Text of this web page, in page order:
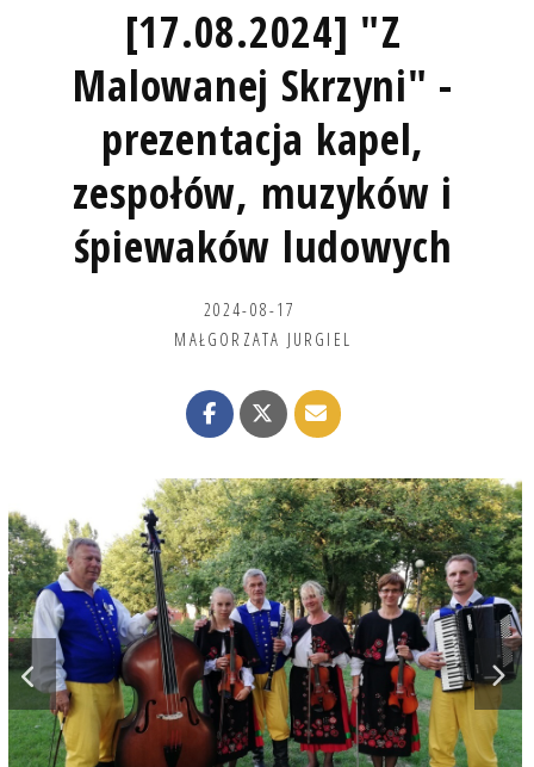
[17.08.2024] "Z
Malowanej Skrzyni" -
prezentacja kapel,
zespołów, muzyków i
śpiewaków ludowych
2024-08-17
MAŁGORZATA JURGIEL